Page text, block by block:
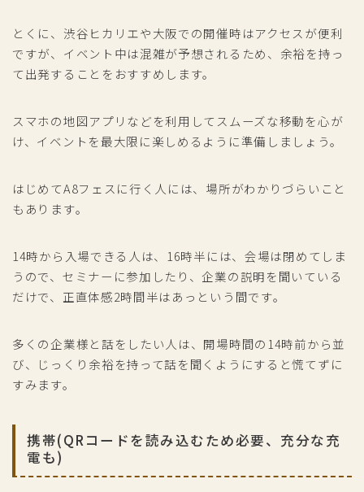
とくに、渋谷ヒカリエや大阪での開催時はアクセスが便利
ですが、イベント中は混雑が予想されるため、余裕を持っ
て出発することをおすすめします。
スマホの地図アプリなどを利用してスムーズな移動を心が
け、イベントを最大限に楽しめるように準備しましょう。
はじめてA8フェスに行く人には、場所がわかりづらいこと
もあります。
14時から入場できる人は、16時半には、会場は閉めてしま
うので、セミナーに参加したり、企業の説明を聞いている
だけで、正直体感2時間半はあっという間です。
多くの企業様と話をしたい人は、開場時間の14時前から並
び、じっくり余裕を持って話を聞くようにすると慌てずに
すみます。
携帯(QRコードを読み込むため必要、充分な充
電も)